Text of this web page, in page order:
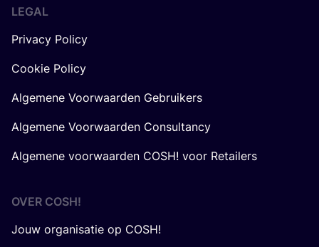
LEGAL
Privacy Policy
Cookie Policy
Algemene Voorwaarden Gebruikers
Algemene Voorwaarden Consultancy
Algemene voorwaarden COSH! voor Retailers
OVER COSH!
Jouw organisatie op COSH!